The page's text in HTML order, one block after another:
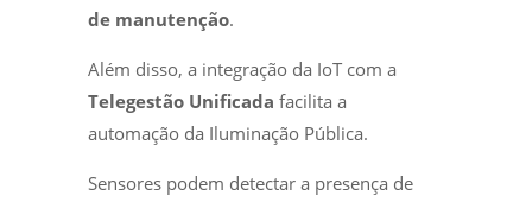
de manutenção.
Além disso, a integração da IoT com a
Telegestão Unificada facilita a
automação da Iluminação Pública.
Sensores podem detectar a presença de